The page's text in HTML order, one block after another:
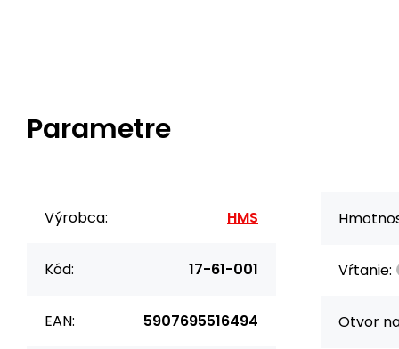
Parametre
Výrobca: HMS
Kód: 17-61-001
EAN: 5907695516494
Vŕtanie:
Otvor